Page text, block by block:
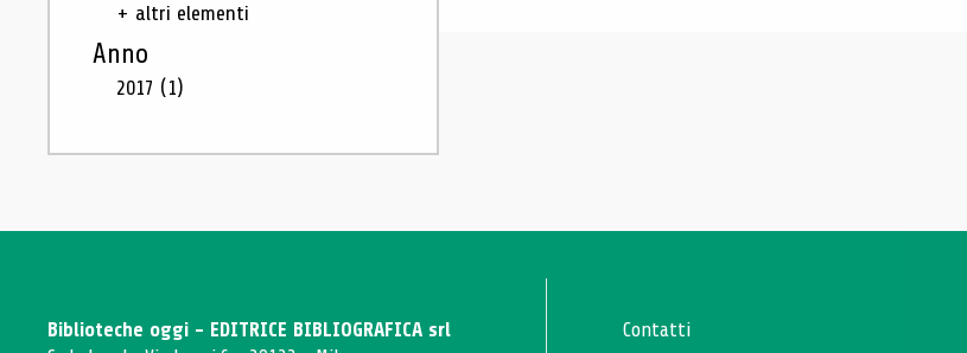
+ altri elementi
Anno
2017 (1)
Biblioteche oggi - EDITRICE BIBLIOGRAFICA srl
Contatti